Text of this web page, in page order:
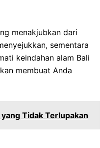
menakjubkan dari
sementara
keindahan alam Bali
membuat Anda
Tidak Terlupakan